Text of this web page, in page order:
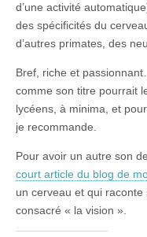
d’une activité
des spécificités du
d’autres primates, des
Bref, riche et
comme son titre pourrait
lycéens, à minima, et
je recommande.
Pour avoir un autre son
court article du blog de
un cerveau et qui
consacré « la vision ».